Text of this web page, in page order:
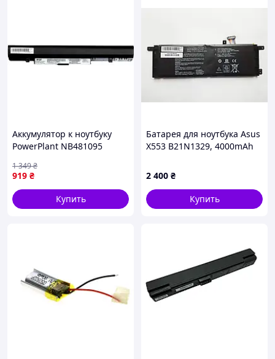
Аккумулятор к ноутбуку
PowerPlant NB481095
L12C3A01 10.8V 2200mAh
919 ₴
1 349₴
Купить
Батарея для ноутбука Asus
X553 B21N1329, 4000mAh
черная
2 400 ₴
Купить